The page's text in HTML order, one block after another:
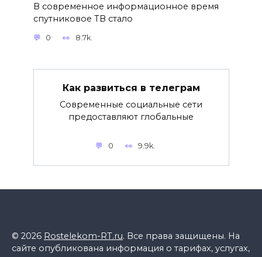
В современное информационное время
спутниковое ТВ стало
0 8.7k.
Как развиться в телеграм
Современные социальные сети
предоставляют глобальные
0 9.9k.
© 2026 Rostelekom-RT.ru. Все права защищены. На
сайте опубликована информация о тарифах, услугах,